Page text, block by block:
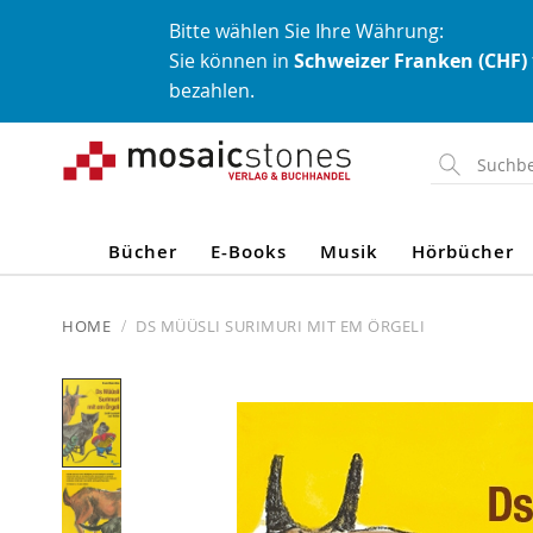
Bitte wählen Sie Ihre Währung:
Sie können in Schweizer Franken (CHF)
bezahlen.
Direkt
zum
Bücher E-Books Musik Hörbücher
HOME DS MÜÜSLI SURIMURI MIT EM ÖRGELI
Skip
to
the
end
of